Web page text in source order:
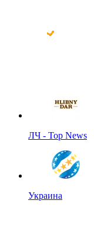
ЛЧ - Top News
Украина